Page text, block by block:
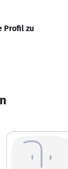
Profil zu